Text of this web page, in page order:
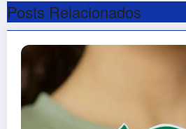
Posts Relacionados